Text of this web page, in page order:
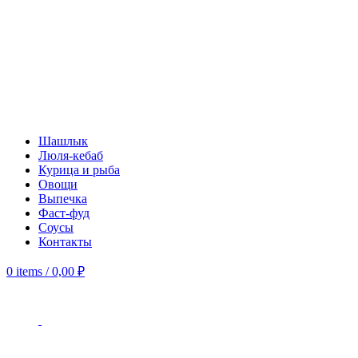
Шашлык
Люля-кебаб
Курица и рыба
Овощи
Выпечка
Фаст-фуд
Соусы
Контакты
0 items / 0,00 ₽